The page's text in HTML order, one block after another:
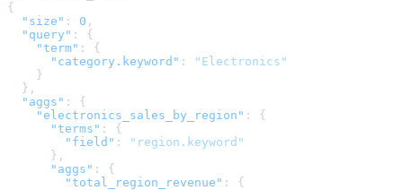
{
"size" : 0 ,
"query" :
{
"term" :
{
"category.keyword" :
"Electronics"
}
} ,
"aggs" :
{
"electronics_sales_by_region" :
{
"terms" :
{
"field" :
"region.keyword"
} ,
"aggs" :
{
"total_region_revenue" :
{